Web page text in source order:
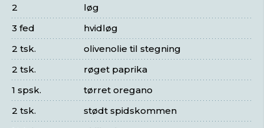
løg
2
hvidløg
3 fed
olivenolie til stegning
2 tsk.
røget paprika
2 tsk.
tørret oregano
1 spsk.
stødt spidskommen
2 tsk.